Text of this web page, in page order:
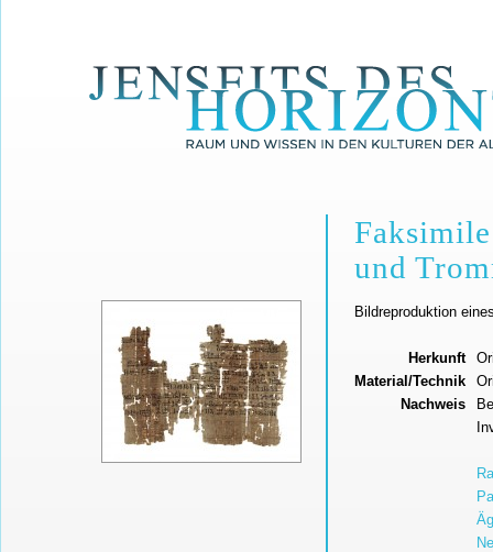
und
Bildreproduktion
Herkunft
Material/Technik
Nachweis